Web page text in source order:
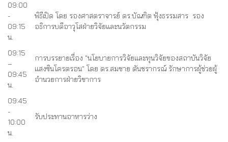
09:00
-
09:15
น.
พิธีเปิด โดย รองศาสตราจารย์ ดร.บัณฑิต ฟุ้งธรรมสาร รอง
อธิการบดีอาวุโสฝ่ายวิจัยและนวัตกรรม
09:15
–
09:45
น.
การบรรยายเรื่อง "นโยบายการวิจัยและทุนวิจัยของสถาบันวิจัย
แสงซินโครตรอน" โดย ดร.สมชาย ตันชรากรณ์ รักษาการผู้ช่วยผู้
อำนวยการฝ่ายวิชาการ
09:45
-
10:00
น.
รับประทานอาหารว่าง